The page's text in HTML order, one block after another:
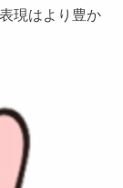
現はより豊か